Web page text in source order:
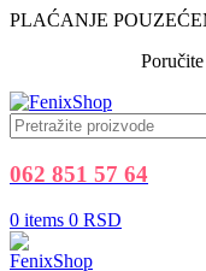
PLAĆANJE
062 851 57 64
0 items 0 RSD